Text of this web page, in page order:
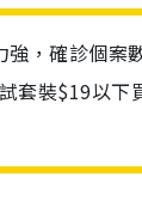
，確診個案
套裝$19以